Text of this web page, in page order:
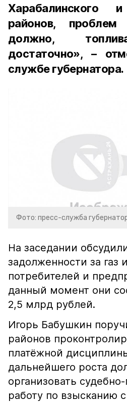
Харабалинского
районов, проблем
должно,
достаточно», –
службе губернатора.
Фото: пресс-служба
На заседании
задолженности за газ
потребителей и
данный момент они
2,5 млрд рублей.
Игорь Бабушкин
районов
платёжной
дальнейшего роста
организовать
работу по взысканию